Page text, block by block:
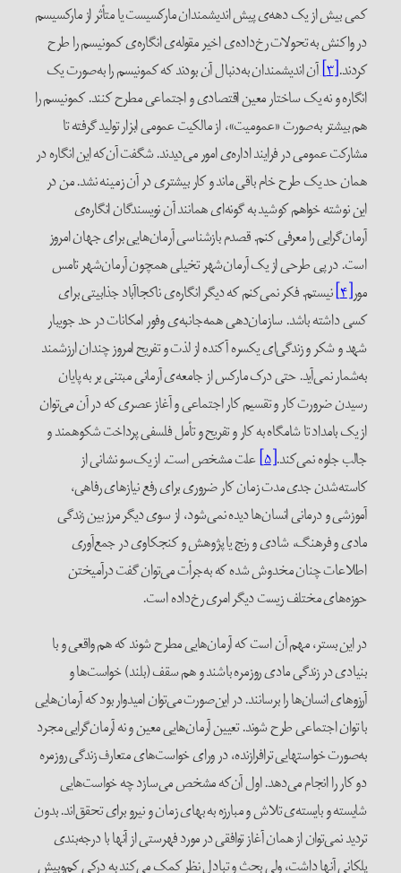
کمی بیش از یک دهه‌ی پیش اندیشمندان مارکسیست یا متأثر از مارکسیسم
در واکنش به تحولات رخ‌داده‌ی اخیر مقوله‌ی انگاره‌ی کمونیسم را طرح
کردند.[۳] آن اندیشمندان به‌دنبال آن بودند که کمونیسم را به‌صورت یک
انگاره و نه یک ساختار معین اقتصادی و اجتماعی مطرح کنند. کمونیسم را
هم بیشتر به‌صورت «عمومیت»، از مالکیت عمومی ابزار تولید گرفته تا
مشارکت عمومی در فرایند اداره‌ی امور می‌دیدند. شگفت آن‌که این انگاره در
همان حد یک طرح خام باقی ماند و کار بیشتری در آن زمینه نشد. من در
این نوشته خواهم کوشید به گونه‌ای همانند آن نویسندگان انگاره‌ی
آرمان‌گرایی را معرفی کنم. قصدم بازشناسی آرمان‌هایی برای جهان امروز
است. در پی طرحی از یک آرمان‌شهر تخیلی همچون آرمان‌شهر تامس
مور[۴] نیستم. فکر نمی‌کنم که دیگر انگاره‌ی ناکجاآباد جذابیتی برای
کسی داشته باشد. سازمان‌دهی همه‌جانبه‌ی وفور امکانات در حد جویبار
شهد و شکر و زندگی‌ای یکسره آکنده از لذت و تفریح امروز چندان ارزشمند
به‌شمار نمی‌آید. حتی درک مارکس از جامعه‌ی آرمانی مبتنی بر به پایان
رسیدن ضرورت کار و تقسیم کار اجتماعی و آغاز عصری که در آن می‌توان
از یک بامداد تا شامگاه به کار و تفریح و تأمل فلسفی پرداخت شکوهمند و
جالب جلوه نمی‌کند.[۵] علت مشخص است. از یک‌سو نشانی از
کاسته‌شدن جدی مدت زمان کار ضروری برای رفع نیازهای رفاهی،
آموزشی و درمانی انسان‌ها دیده نمی‌شود، از سوی دیگر مرز بین زندگی
مادی و فرهنگ، شادی و رنج یا پژوهش و کنجکاوی در جمع‌آوری
اطلاعات چنان مخدوش شده که به‌جرأت می‌توان گفت درآمیختن
حوزه‌های مختلف زیست دیگر امری رخ‌داده است.
در این بستر، مهم آن است که آرمان‌هایی مطرح شوند که هم واقعی و با
بنیادی در زندگی مادی روزمره باشند و هم سقف (بلند) خواست‌ها و
آرزوهای انسان‌ها را برسانند. در این‌صورت می‌توان امیدوار بود که آرمان‌هایی
با توان اجتماعی طرح شوند. تعیین آرمان‌هایی معین و نه آرمان‌گرایی مجرد
به‌صورت خواستهایی ترافرازنده، در ورای خواست‌های متعارف زندگی روزمره
دو کار را انجام می‌دهد. اول آن‌که مشخص می‌سازد چه خواست‌هایی
شایسته و بایسته‌ی تلاش و مبارزه به بهای زمان و نیرو برای تحقق‌اند. بدون
تردید نمی‌توان از همان آغاز توافقی در مورد فهرستی از آنها با درجه‌بندی
پلکانی آنها داشت، ولی بحث و تبادل نظر کمک می‌کند به درکی کم‌و‌بیش